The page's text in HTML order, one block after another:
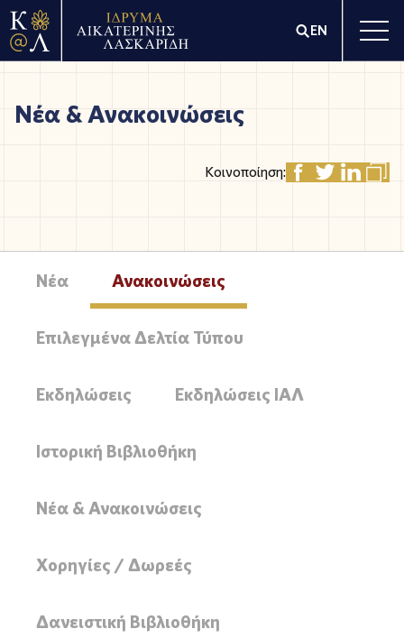
EN
Νέα & Ανακοινώσεις
Κοινοποίηση:
Νέα Ανακοινώσεις
Επιλεγμένα Δελτία Τύπου
Εκδηλώσεις Εκδηλώσεις ΙΑΛ
Ιστορική Βιβλιοθήκη
Νέα & Ανακοινώσεις
Χορηγίες / Δωρεές
Δανειστική Βιβλιοθήκη